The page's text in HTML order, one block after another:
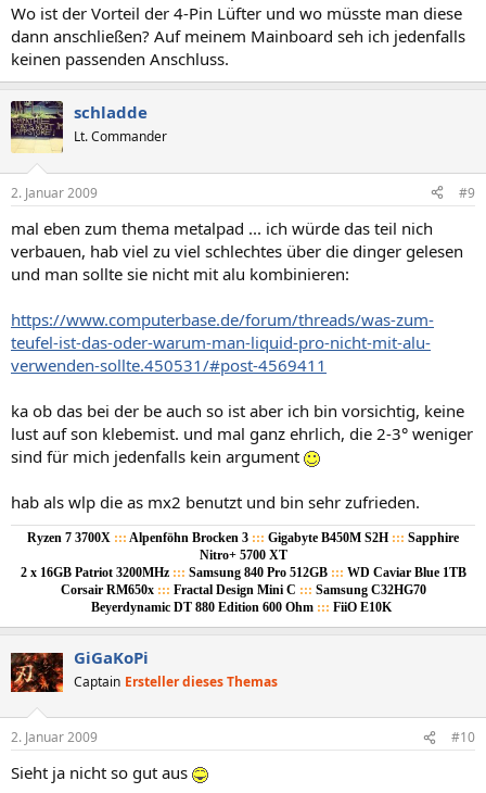
Wo ist der Vorteil der 4-Pin Lüfter und wo müsste man diese
dann anschließen? Auf meinem Mainboard seh ich jedenfalls
keinen passenden Anschluss.
schladde
Lt. Commander
2. Januar 2009 #9
mal eben zum thema metalpad ... ich würde das teil nich
verbauen, hab viel zu viel schlechtes über die dinger gelesen
und man sollte sie nicht mit alu kombinieren:
https://www.computerbase.de/forum/threads/was-zum-
teufel-ist-das-oder-warum-man-liquid-pro-nicht-mit-alu-
verwenden-sollte.450531/#post-4569411
ka ob das bei der be auch so ist aber ich bin vorsichtig, keine
lust auf son klebemist. und mal ganz ehrlich, die 2-3° weniger
sind für mich jedenfalls kein argument
hab als wlp die as mx2 benutzt und bin sehr zufrieden.
Ryzen 7 3700X ::: Alpenföhn Brocken 3 ::: Gigabyte B450M S2H ::: Sapphire
Nitro+ 5700 XT
2 x 16GB Patriot 3200MHz ::: Samsung 840 Pro 512GB ::: WD Caviar Blue 1TB
Corsair RM650x ::: Fractal Design Mini C ::: Samsung C32HG70
Beyerdynamic DT 880 Edition 600 Ohm ::: FiiO E10K
GiGaKoPi
Captain Ersteller dieses Themas
2. Januar 2009 #10
Sieht ja nicht so gut aus